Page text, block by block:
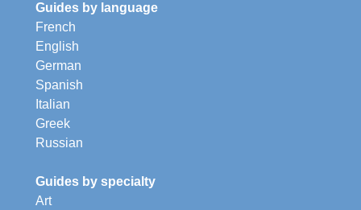
Guides by language
French
English
German
Spanish
Italian
Greek
Russian
Guides by specialty
Art